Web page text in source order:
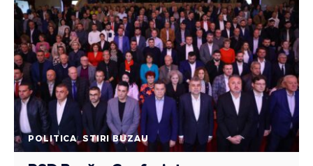
POLITICA STIRI BUZAU